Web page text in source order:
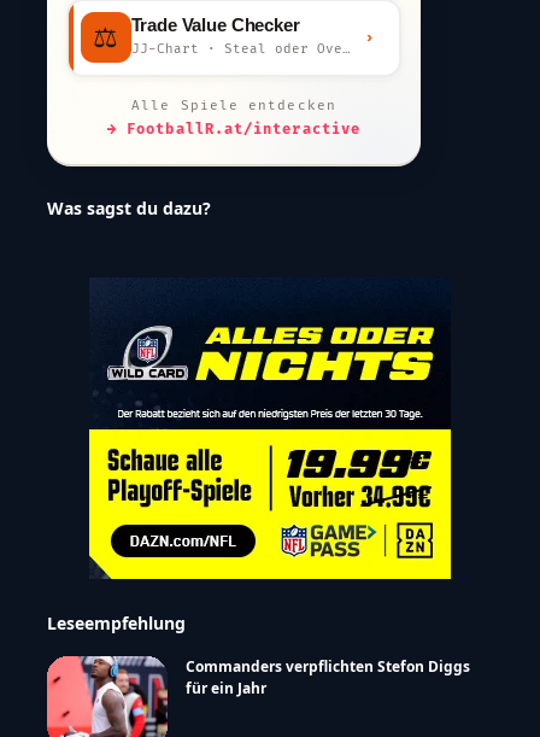
⚖️ Trade Value Checker
JJ-Chart · Steal oder Overpay?
›
Alle Spiele entdecken
→ FootballR.at/interactive
Was sagst du dazu?
Leseempfehlung
Commanders verpflichten Stefon Diggs
für ein Jahr